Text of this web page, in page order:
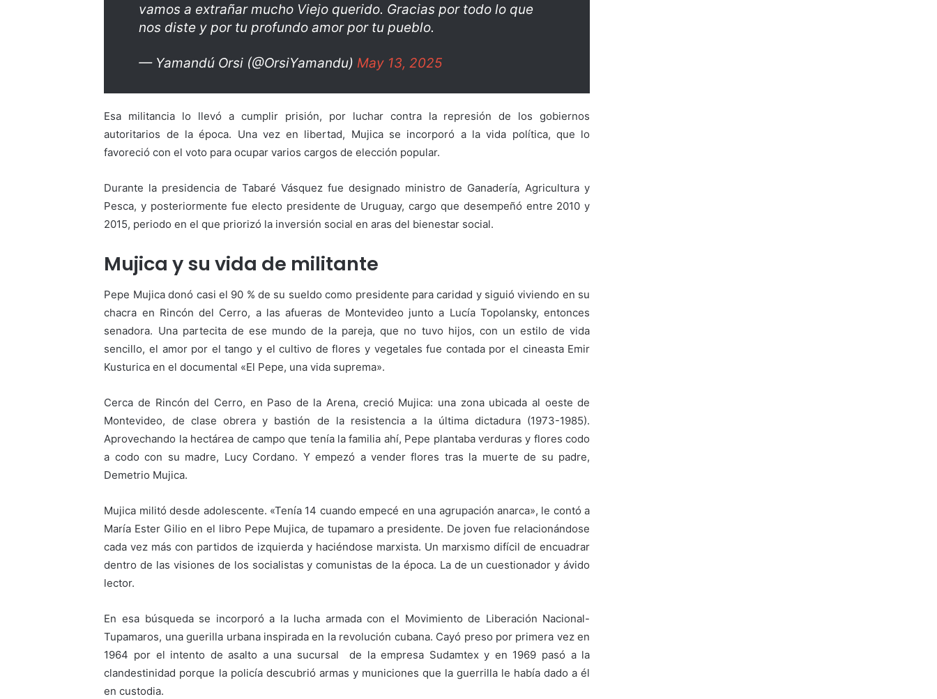
vamos a extrañar mucho Viejo querido. Gracias por todo lo que
nos diste y por tu profundo amor por tu pueblo.
— Yamandú Orsi (@OrsiYamandu) May 13, 2025
Esa militancia lo llevó a cumplir prisión, por luchar contra la represión de los gobiernos
autoritarios de la época. Una vez en libertad, Mujica se incorporó a la vida política, que lo
favoreció con el voto para ocupar varios cargos de elección popular.
Durante la presidencia de Tabaré Vásquez fue designado ministro de Ganadería, Agricultura y
Pesca, y posteriormente fue electo presidente de Uruguay, cargo que desempeñó entre 2010 y
2015, periodo en el que priorizó la inversión social en aras del bienestar social.
Mujica y su vida de militante
Pepe Mujica donó casi el 90 % de su sueldo como presidente para caridad y siguió viviendo en su
chacra en Rincón del Cerro, a las afueras de Montevideo junto a Lucía Topolansky, entonces
senadora. Una partecita de ese mundo de la pareja, que no tuvo hijos, con un estilo de vida
sencillo, el amor por el tango y el cultivo de flores y vegetales fue contada por el cineasta Emir
Kusturica en el documental «El Pepe, una vida suprema».
Cerca de Rincón del Cerro, en Paso de la Arena, creció Mujica: una zona ubicada al oeste de
Montevideo, de clase obrera y bastión de la resistencia a la última dictadura (1973-1985).
Aprovechando la hectárea de campo que tenía la familia ahí, Pepe plantaba verduras y flores codo
a codo con su madre, Lucy Cordano. Y empezó a vender flores tras la muerte de su padre,
Demetrio Mujica.
Mujica militó desde adolescente. «Tenía 14 cuando empecé en una agrupación anarca», le contó a
María Ester Gilio en el libro Pepe Mujica, de tupamaro a presidente. De joven fue relacionándose
cada vez más con partidos de izquierda y haciéndose marxista. Un marxismo difícil de encuadrar
dentro de las visiones de los socialistas y comunistas de la época. La de un cuestionador y ávido
lector.
En esa búsqueda se incorporó a la lucha armada con el Movimiento de Liberación Nacional-
Tupamaros, una guerilla urbana inspirada en la revolución cubana. Cayó preso por primera vez en
1964 por el intento de asalto a una sucursal de la empresa Sudamtex y en 1969 pasó a la
clandestinidad porque la policía descubrió armas y municiones que la guerrilla le había dado a él
en custodia.